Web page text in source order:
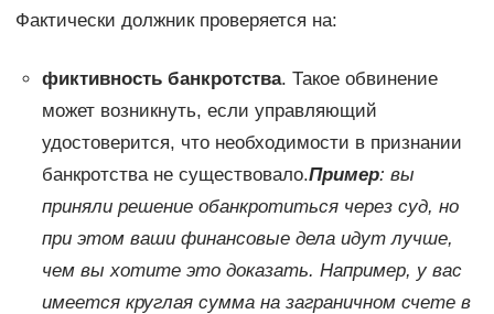
Фактически должник проверяется на:
фиктивность банкротства. Такое обвинение
может возникнуть, если управляющий
удостоверится, что необходимости в признании
банкротства не существовало.Пример: вы
приняли решение обанкротиться через суд, но
при этом ваши финансовые дела идут лучше,
чем вы хотите это доказать. Например, у вас
имеется круглая сумма на заграничном счете в